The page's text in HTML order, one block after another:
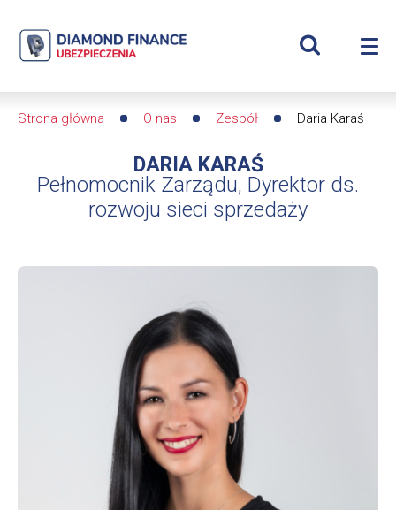
Daria
Finance
Ubezpieczenia
Wyświetl
nawigacyjna
Strona główna O nas Zespół Daria Karaś
DARIA KARAŚ
Pełnomocnik Zarządu, Dyrektor ds.
rozwoju sieci sprzedaży